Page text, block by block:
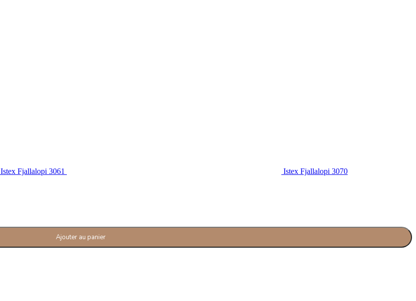
Istex Fjallalopi 3061 Istex Fjallalopi 3070
Ajouter au panier